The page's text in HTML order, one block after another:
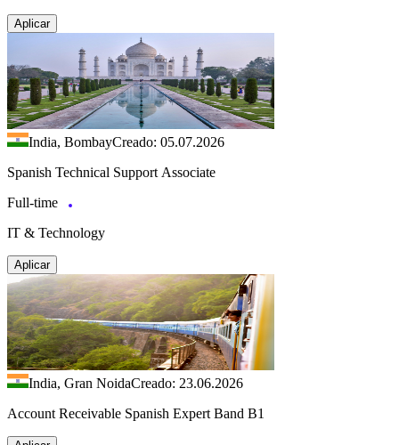
Aplicar
India, BombayCreado: 05.07.2026
Spanish Technical Support Associate
Full-time
IT & Technology
Aplicar
India, Gran NoidaCreado: 23.06.2026
Account Receivable Spanish Expert Band B1